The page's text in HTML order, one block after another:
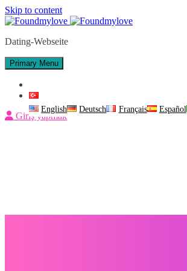
Skip to content
Dating-Webseite
Primary Menu
English Deutsch Français Español
Giriş yapmak